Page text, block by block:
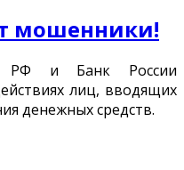
мошенники!
РФ и Банк России
лиц, вводящих
денежных средств.